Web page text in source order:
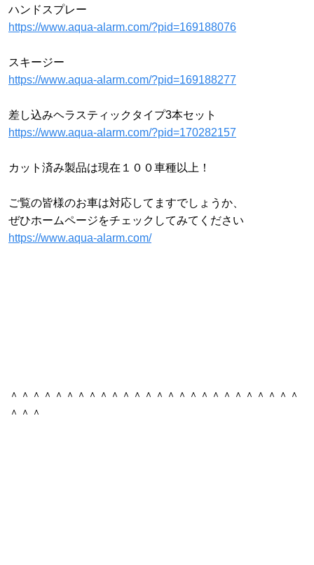
ハンドスプレー
https://www.aqua-alarm.com/?pid=169188076
スキージー
https://www.aqua-alarm.com/?pid=169188277
差し込みヘラスティックタイプ3本セット
https://www.aqua-alarm.com/?pid=170282157
カット済み製品は現在１００車種以上！
ご覧の皆様のお車は対応してますでしょうか、
ぜひホームページをチェックしてみてください
https://www.aqua-alarm.com/
＾＾＾＾＾＾＾＾＾＾＾＾＾＾＾＾＾＾＾＾＾＾＾＾＾＾
＾＾＾